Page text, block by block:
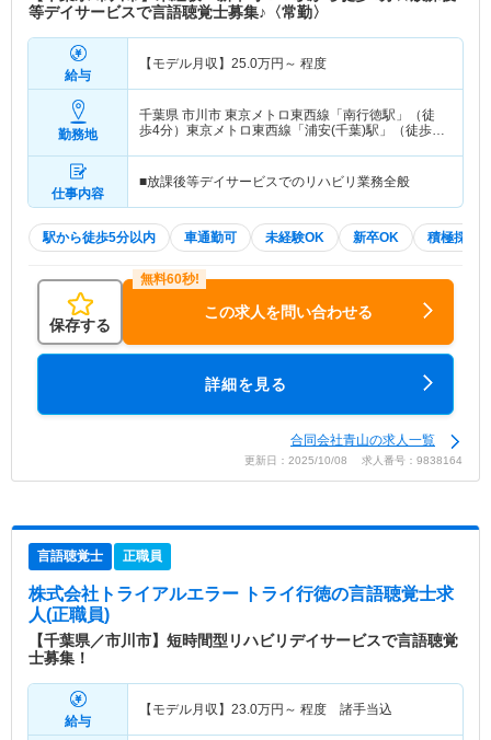
等デイサービスで言語聴覚士募集♪〈常勤〉
給与
【モデル月収】 25.0万円～ 程度
勤務地
千葉県 市川市 東京メトロ東西線「南行徳駅」（徒
歩4分）東京メトロ東西線「浦安(千葉)駅」（徒歩
仕事内容
■放課後等デイサービスでのリハビリ業務全般
駅から徒歩5分以内 車通勤可 未経験OK 新卒OK 積極採用
保存する
この求人を問い合わせる
詳細を見る
合同会社青山の求人一覧
更新日：2025/10/08 求人番号：9838164
言語聴覚士 正職員
株式会社トライアルエラー トライ行徳の言語聴覚士求
人(正職員)
【千葉県／市川市】短時間型リハビリデイサービスで言語聴覚
士募集！
給与
【モデル月収】 23.0万円～ 程度 諸手当込